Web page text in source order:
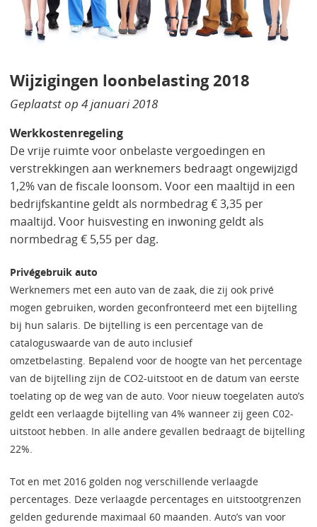
Wijzigingen loonbelasting 2018
Geplaatst op 4 januari 2018
Werkkostenregeling
De vrije ruimte voor onbelaste vergoedingen en
verstrekkingen aan werknemers bedraagt ongewijzigd
1,2% van de fiscale loonsom. Voor een maaltijd in een
bedrijfskantine geldt als normbedrag € 3,35 per
maaltijd. Voor huisvesting en inwoning geldt als
normbedrag € 5,55 per dag.
Privégebruik auto
Werknemers met een auto van de zaak, die zij ook privé
mogen gebruiken, worden geconfronteerd met een bijtelling
bij hun salaris. De bijtelling is een percentage van de
cataloguswaarde van de auto inclusief
omzetbelasting. Bepalend voor de hoogte van het percentage
van de bijtelling zijn de CO2-uitstoot en de datum van eerste
toelating op de weg van de auto. Voor nieuw toegelaten auto’s
geldt een verlaagde bijtelling van 4% wanneer zij geen C02-
uitstoot hebben. In alle andere gevallen bedraagt de bijtelling
22%.
Tot en met 2016 golden nog verschillende verlaagde
percentages. Deze verlaagde percentages en uitstootgrenzen
gelden gedurende maximaal 60 maanden. Auto’s van voor